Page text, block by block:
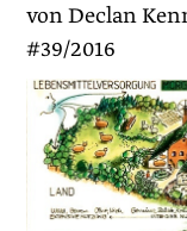
von Declan
#39/2016